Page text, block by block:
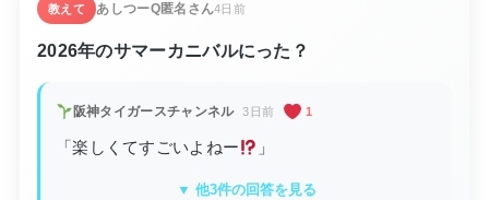
教えて あしつーQ匿名さん4日前
2026年のサマーカニバルにった？
阪神タイガースチャンネル 3日前 1
「楽しくてすごいよねー 」
▼ 他3件の回答を見る